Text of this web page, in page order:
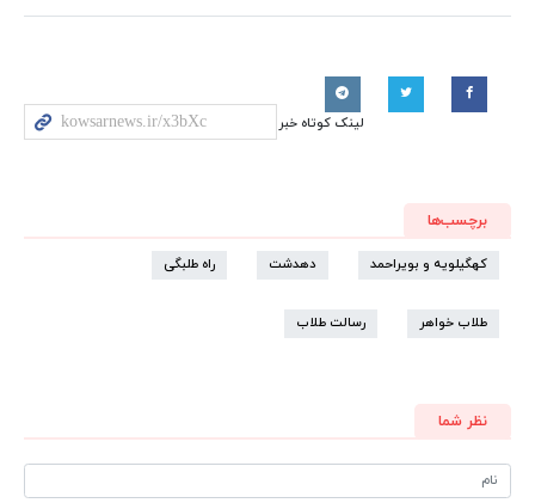
لینک کوتاه خبر
برچسب‌ها
کهگیلویه و بویراحمد دهدشت راه طلبگی
طلاب خواهر رسالت طلاب
نظر شما